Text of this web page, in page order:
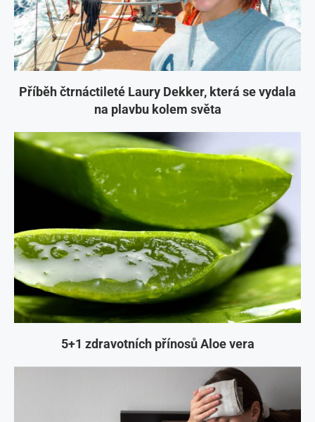
Příběh čtrnáctileté Laury Dekker, která se vydala
na plavbu kolem světa
5+1 zdravotních přínosů Aloe vera